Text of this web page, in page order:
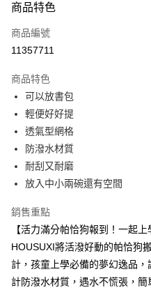
信用卡一次付款
超商取貨付款
Apple Pay
街口支付
悠遊付
Google Pay
相關說明
【大哥付你分期使用說明】
1.本服務由台灣大哥大提供，台灣
2.付款方式選擇「大哥付你分期」
流程，驗證手機門號後，選擇欲分
成交易。
【關於「AFTEE先享後付」】
AFTEE先享後付是「在收到商品之
ATM付款
商品特色
商品編號
11357711
商品特色
可以放書包
輕便好好提
透氣型網格
防潑水材質
耐刮又耐磨
放入中小兩碗還有空間
銷售重點
【活力滿分帕恰狗報到！一起上
HOUSUXI將活潑好動的帕恰狗
計，孩童上學必備的夢幻逸品
計防潑水材質，遇水不慌張，